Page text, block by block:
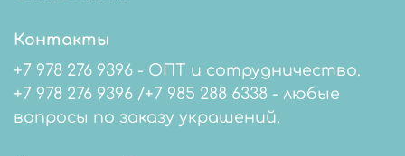
Контакты
+7 978 276 9396 - ОПТ и сотрудничество.
+7 978 276 9396 /+7 985 288 6338 - любые
вопросы по заказу украшений.